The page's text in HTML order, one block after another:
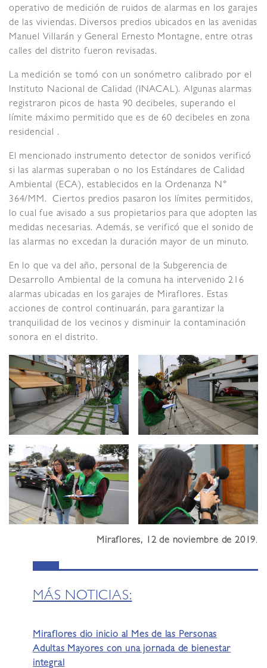
operativo de medición de ruidos de alarmas en los garajes
de las viviendas. Diversos predios ubicados en las avenidas
Manuel Villarán y General Ernesto Montagne, entre otras
calles del distrito fueron revisadas.
La medición se tomó con un sonómetro calibrado por el
Instituto Nacional de Calidad (INACAL). Algunas alarmas
registraron picos de hasta 90 decibeles, superando el
límite máximo permitido que es de 60 decibeles en zona
residencial .
El mencionado instrumento detector de sonidos verificó
si las alarmas superaban o no los Estándares de Calidad
Ambiental (ECA), establecidos en la Ordenanza N°
364/MM. Ciertos predios pasaron los límites permitidos,
lo cual fue avisado a sus propietarios para que adopten las
medidas necesarias. Además, se verificó que el sonido de
las alarmas no excedan la duración mayor de un minuto.
En lo que va del año, personal de la Subgerencia de
Desarrollo Ambiental de la comuna ha intervenido 216
alarmas ubicadas en los garajes de Miraflores. Estas
acciones de control continuarán, para garantizar la
tranquilidad de los vecinos y disminuir la contaminación
sonora en el distrito.
Miraflores, 12 de noviembre de 2019.
MÁS NOTICIAS:
Miraflores dio inicio al Mes de las Personas
Adultas Mayores con una jornada de bienestar
integral